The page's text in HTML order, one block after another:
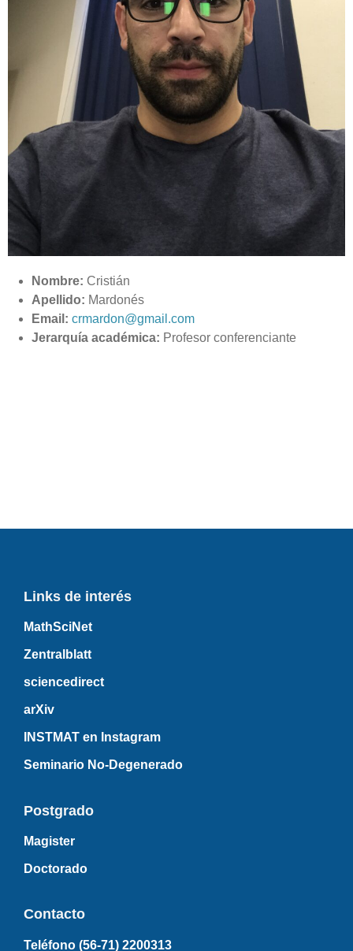
Nombre: Cristián
Apellido: Mardonés
Email: crmardon@gmail.com
Jerarquía académica: Profesor conferenciante
Links de interés
MathSciNet
Zentralblatt
sciencedirect
arXiv
INSTMAT en Instagram
Seminario No-Degenerado
Postgrado
Magister
Doctorado
Contacto
Teléfono (56-71) 2200313